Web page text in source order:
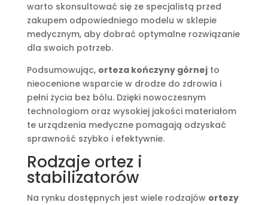
warto skonsultować się ze specjalistą przed
zakupem odpowiedniego modelu w sklepie
medycznym, aby dobrać optymalne rozwiązanie
dla swoich potrzeb.
Podsumowując, orteza kończyny górnejto
nieocenione wsparcie w drodze do zdrowia i
pełni życia bez bólu. Dzięki nowoczesnym
technologiom oraz wysokiej jakości materiałom
te urządzenia medyczne pomagają odzyskać
sprawność szybko i efektywnie.
Rodzaje ortez i
stabilizatorów
Na rynku dostępnych jest wiele rodzajów ortezy